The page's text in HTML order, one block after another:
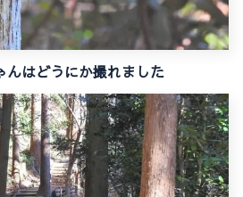
んはどうにか撮れました